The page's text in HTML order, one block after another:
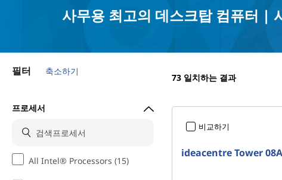
탑
터
사무용 최고의 데스크탑 컴퓨터 |
필터 축소하기
프로세서
All Intel® Processors (15)
73 일치하는 결과
비교하기
ideacentre Tower